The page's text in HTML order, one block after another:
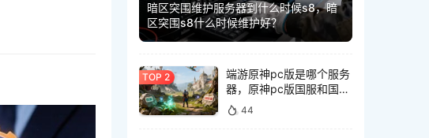
暗区突围维护服务器到什么时候s8，暗
区突围s8什么时候维护好？
端游原神pc版是哪个服务
器，原神pc版国服和国际
服有什么区别
44